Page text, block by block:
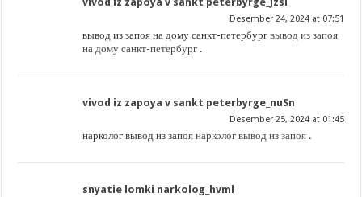
Desember 24, 2024 at 07:51
вывод из запоя на дому санкт-петербургвывод из запоя
на дому санкт-петербург .
vivod iz zapoya v sankt peterbyrge_nuSn
Desember 25, 2024 at 01:45
нарколог вывод из запоянарколог вывод из запоя .
snyatie lomki narkolog_hvml